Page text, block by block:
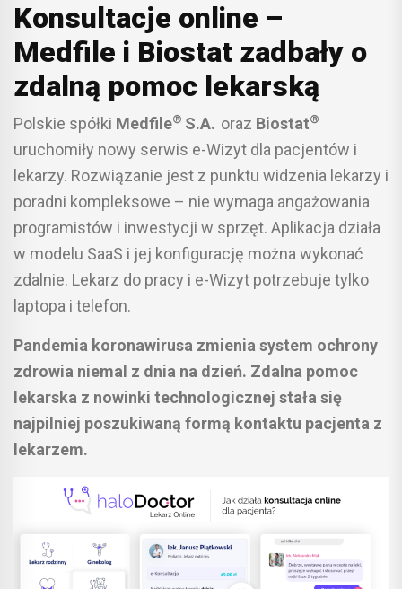
Konsultacje online –
Medfile i Biostat zadbały o
zdalną pomoc lekarską
Polskie spółki Medfile® S.A. oraz Biostat®
uruchomiły nowy serwis e-Wizyt dla pacjentów i
lekarzy. Rozwiązanie jest z punktu widzenia lekarzy i
poradni kompleksowe – nie wymaga angażowania
programistów i inwestycji w sprzęt. Aplikacja działa
w modelu SaaS i jej konfigurację można wykonać
zdalnie. Lekarz do pracy i e-Wizyt potrzebuje tylko
laptopa i telefon.
Pandemia koronawirusa zmienia system ochrony
zdrowia niemal z dnia na dzień. Zdalna pomoc
lekarska z nowinki technologicznej stała się
najpilniej poszukiwaną formą kontaktu pacjenta z
lekarzem.